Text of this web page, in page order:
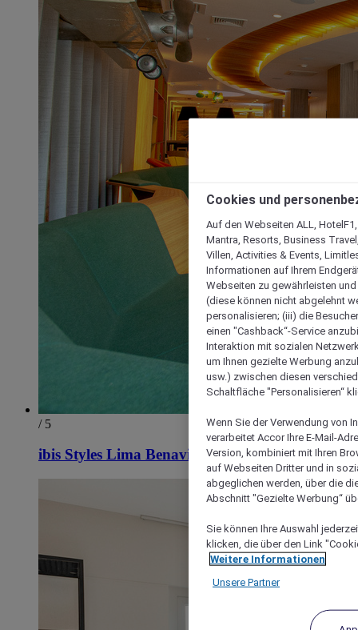
/ 5
ibis Styles Lima Benavides Miraflores
Cookies und
Auf den Webseiten ALL,
Mantra, Resorts, Business
Villen, Activities & Events,
Informationen auf Ihrem
Webseiten zu gewährleisten
(diese können nicht abgelehnt
personalisieren; (iii) die
einen "Cashback“-Service
Interaktion mit sozialen
um Ihnen gezielte Werbung
usw.) zwischen diesen
Schaltfläche "Personalisieren“
Wenn Sie der Verwendung von
verarbeitet Accor Ihre E-Mail-
Version, kombiniert mit Ihren
auf Webseiten Dritter und in
abgeglichen werden, über die
Abschnitt "Gezielte Werbung“
Sie können Ihre Auswahl
klicken, die über den Link
Weitere Informationen
Unsere Partner